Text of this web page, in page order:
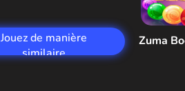
Jouez de manière
similaire
Zuma